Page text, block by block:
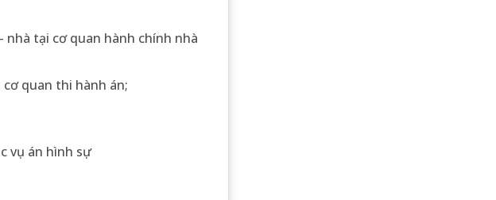
nhà tại cơ quan hành chính nhà
quan thi hành án;
vụ án hình sự